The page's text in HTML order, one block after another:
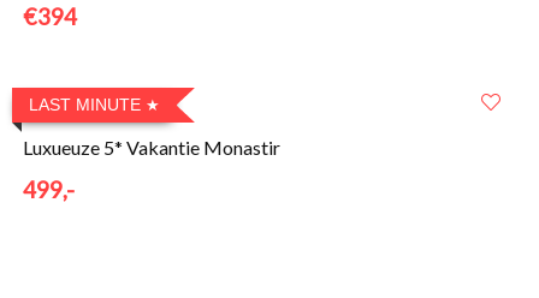
€394
LAST MINUTE
Luxueuze 5* Vakantie Monastir
499,-